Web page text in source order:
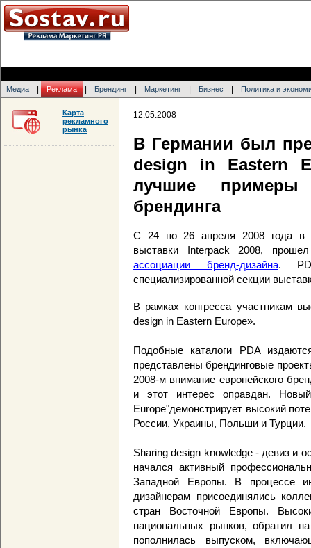
Медиа Реклама Брендинг Маркетинг Бизнес Политика и
12.05.2008
В Германии был
design
in Eastern
лучшие примеры
брендинга
С 24 по 26 апреля 2008 года в
выставки Interpack 2008,
ассоциации бренд-дизайна.
специализированной секции
В рамках конгресса участникам
design in Eastern Europe».
Подобные каталоги PDA
представлены брендинговые
2008-м внимание европейского
и этот интерес оправдан.
Europe"демонстрирует высокий
России, Украины, Польши и Турции.
Sharing design knowledge - девиз и
начался активный
Западной Европы. В процессе
дизайнерам присоединялись
стран Восточной Европы.
национальных рынков, обратил
пополнилась выпуском,
Карта
рекламного
рынка